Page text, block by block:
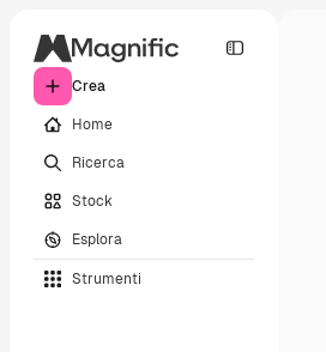
Crea
Home
Ricerca
Stock
Esplora
Strumenti